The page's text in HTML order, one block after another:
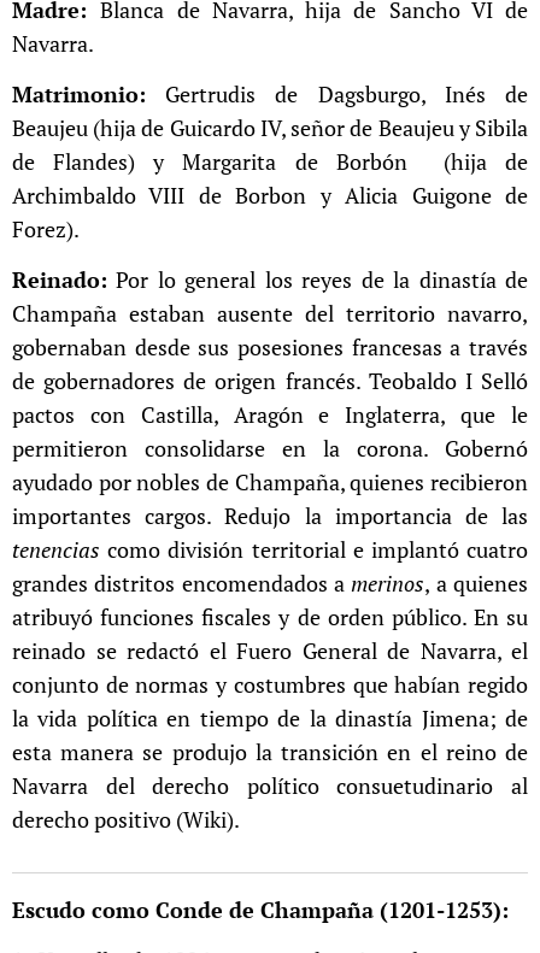
Madre:Blanca de Navarra, hija de Sancho VI de
Navarra.
Matrimonio: Gertrudis de Dagsburgo, Inés de
Beaujeu (hija de Guicardo IV, señor de Beaujeu y Sibila
de Flandes) y Margarita de Borbón (hija de
Archimbaldo VIII de Borbon y Alicia Guigone de
Forez).
Reinado: Por lo general los reyes de la dinastía de
Champaña estaban ausente del territorio navarro,
gobernaban desde sus posesiones francesas a través
de gobernadores de origen francés. Teobaldo I Selló
pactos con Castilla, Aragón e Inglaterra, que le
permitieron consolidarse en la corona. Gobernó
ayudado por nobles de Champaña, quienes recibieron
importantes cargos. Redujo la importancia de las
tenencias como división territorial e implantó cuatro
grandes distritos encomendados amerinos, a quienes
atribuyó funciones fiscales y de orden público. En su
reinado se redactó el Fuero General de Navarra, el
conjunto de normas y costumbres que habían regido
la vida política en tiempo de la dinastía Jimena; de
esta manera se produjo la transición en el reino de
Navarra del derecho político consuetudinario al
derecho positivo (Wiki).
Escudo como Conde de Champaña (1201-1253):